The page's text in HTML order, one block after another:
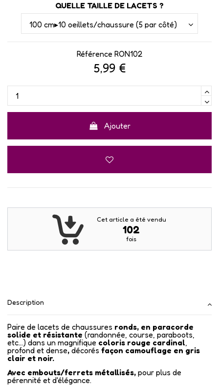
QUELLE TAILLE DE LACETS ?
Référence RON102
5,99 €
Ajouter
Cet article a été vendu
102
fois
Description
Paire de lacets de chaussures ronds, en paracorde
solide et résistante (randonnée, course, paraboots,
etc...) dans un magnifique coloris rouge cardinal,
profond et dense, décorés façon camouflage en gris
clair et noir.
Avec embouts/ferrets métallisés, pour plus de
pérennité et d'élégance.